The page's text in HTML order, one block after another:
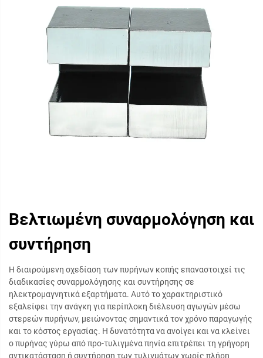
Βελτιωμένη συναρμολόγηση και
συντήρηση
Η διαιρούμενη σχεδίαση των πυρήνων κοπής επαναστοιχεί τις
διαδικασίες συναρμολόγησης και συντήρησης σε
ηλεκτρομαγνητικά εξαρτήματα. Αυτό το χαρακτηριστικό
εξαλείφει την ανάγκη για περίπλοκη διέλευση αγωγών μέσω
στερεών πυρήνων, μειώνοντας σημαντικά τον χρόνο παραγωγής
και το κόστος εργασίας. Η δυνατότητα να ανοίγει και να κλείνει
ο πυρήνας γύρω από προ-τυλιγμένα πηνία επιτρέπει τη γρήγορη
αντικατάσταση ή συντήρηση των τυλιγμάτων χωρίς πλήρη